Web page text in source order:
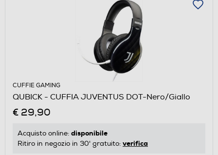
CUFFIE GAMING
QUBICK - CUFFIA JUVENTUS DOT-Nero/Giallo
€ 29,90
Acquisto online: disponibile
Ritiro in negozio in 30' gratuito: verifica